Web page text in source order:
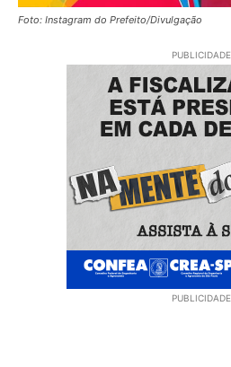
Foto: Instagram do Prefeito/Divulgação
PUBLICIDADE
PUBLICIDADE